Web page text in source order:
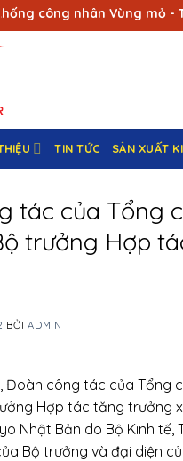
nhân Vùng mỏ - Truyền
TIN TỨC SẢN XUẤT
tác của Tổng
trưởng Hợp
BỞIADMIN
Đoàn công tác của Tổng
Hợp tác tăng trưởng
Nhật Bản do Bộ Kinh tế,
Bộ trưởng và đại diện